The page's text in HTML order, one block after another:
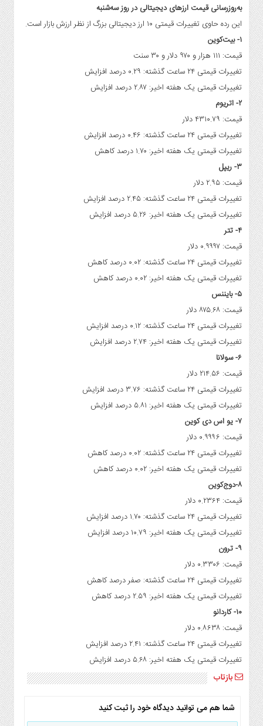
به‌روزرسانی قیمت ارزهای دیجیتالی در روز سه‌شنبه
این رده حاوی تغییرات قیمتی ۱۰ ارز دیجیتالی بزرگ از نظر ارزش بازار است.
۱- بیت‌کوین
قیمت: ۱۱۱ هزار و ۹۷۰ دلار و ۳۰ سنت
تغییرات قیمتی ۲۴ ساعت گذشته: ۰.۲۹ درصد افزایش
تغییرات قیمتی یک هفته اخیر: ۲.۸۷ درصد افزایش
۲- اتریوم
قیمت: ۴۳۱۰.۷۹ دلار
تغییرات قیمتی ۲۴ ساعت گذشته: ۰.۴۶ درصد افزایش
تغییرات قیمتی یک هفته اخیر: ۱.۷۰ درصد کاهش
۳- ریپل
قیمت: ۲.۹۵ دلار
تغییرات قیمتی ۲۴ ساعت گذشته: ۲.۴۵ درصد افزایش
تغییرات قیمتی یک هفته اخیر: ۵.۲۶ درصد افزایش
۴- تتر
قیمت: ۰.۹۹۹۷ دلار
تغییرات قیمتی ۲۴ ساعت گذشته: ۰.۰۲ درصد کاهش
تغییرات قیمتی یک هفته اخیر: ۰.۰۲ درصد کاهش
۵- بایننس
قیمت: ۸۷۵.۶۸ دلار
تغییرات قیمتی ۲۴ ساعت گذشته: ۰.۱۲ درصد افزایش
تغییرات قیمتی یک هفته اخیر: ۲.۷۴ درصد افزایش
۶- سولانا
قیمت: ۲۱۴.۵۶ دلار
تغییرات قیمتی ۲۴ ساعت گذشته: ۳.۷۶ درصد افزایش
تغییرات قیمتی یک هفته اخیر: ۵.۸۱ درصد افزایش
۷- یو اس دی کوین
قیمت: ۰.۹۹۹۶ دلار
تغییرات قیمتی ۲۴ ساعت گذشته: ۰.۰۲ درصد کاهش
تغییرات قیمتی یک هفته اخیر: ۰.۰۲ درصد کاهش
۸-دوج‌کوین
قیمت: ۰.۲۳۶۴ دلار
تغییرات قیمتی ۲۴ ساعت گذشته: ۱.۷۰ درصد افزایش
تغییرات قیمتی یک هفته اخیر: ۱۰.۷۹ درصد افزایش
۹- ترون
قیمت: ۰.۳۳۰۶ دلار
تغییرات قیمتی ۲۴ ساعت گذشته: صفر درصد کاهش
تغییرات قیمتی یک هفته اخیر: ۲.۵۹ درصد کاهش
۱۰- کاردانو
قیمت: ۰.۸۶۳۸ دلار
تغییرات قیمتی ۲۴ ساعت گذشته: ۲.۴۱ درصد افزایش
تغییرات قیمتی یک هفته اخیر: ۵.۶۸ درصد افزایش
بازتاب
شما هم می توانید دیدگاه خود را ثبت کنید